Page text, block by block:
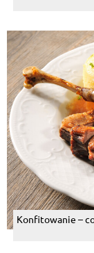
Konfitowanie –